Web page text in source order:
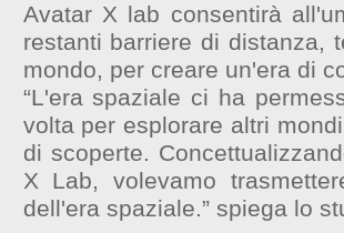
Avatar X lab consentirà
restanti barriere di distanza,
mondo, per creare un'era di
“L'era spaziale ci ha
volta per esplorare altri
di scoperte.
X Lab, volevamo
dell'era spaziale.” spiega lo